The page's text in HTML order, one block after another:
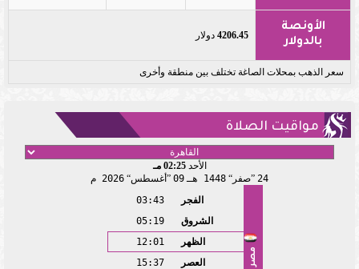
الأونصة
بالدولار
4206.45 دولار
سعر الذهب بمحلات الصاغة تختلف بين منطقة وأخرى
مواقيت الصلاة
الأحد02:25 مـ
24 صفر 1448 هـ 09 أغسطس 2026 م
مصر
الفجر
03:43
الشروق
05:19
الظهر
12:01
العصر
15:37